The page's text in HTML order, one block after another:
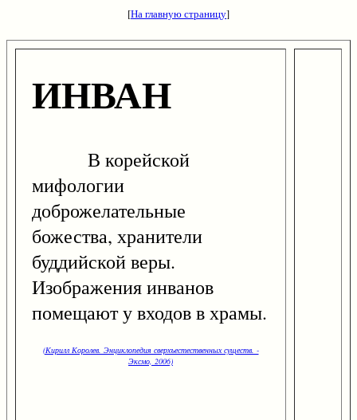
[На главную страницу]
ИНВАН
В корейской
мифологии
доброжелательные
божества, хранители
буддийской веры.
Изображения инванов
помещают у входов в храмы.
(Кирилл Королев. Энциклопедия сверхъестественных существ. -
Эксмо, 2006)